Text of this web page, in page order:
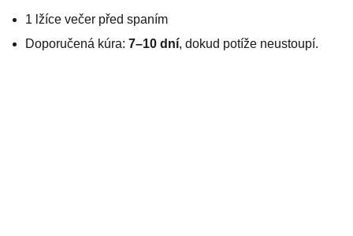
1 lžíce večer před spaním
Doporučená kúra: 7–10 dní, dokud potíže neustoupí.